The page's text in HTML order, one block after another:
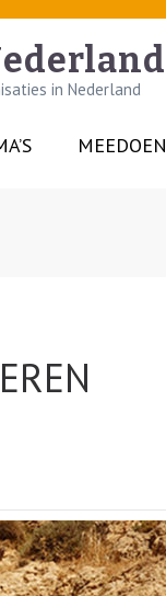
in Nederland
MEEDOEN